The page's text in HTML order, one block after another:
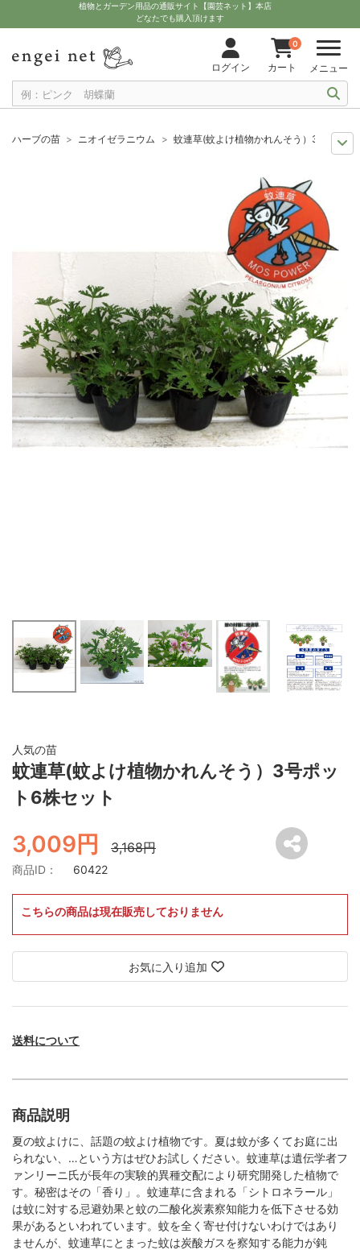
植物とガーデン用品の通販サイト【園芸ネット】本店
どなたでも購入頂けます
ログイン
0
カート メニュー
ハーブの苗 ニオイゼラニウム
蚊連草(蚊よけ植物かれんそう）3号ポット
人気の苗
蚊連草(蚊よけ植物かれんそう）3号ポッ
ト6株セット
3,009円 3,168円
商品ID： 60422
こちらの商品は現在販売しておりません
お気に入り追加
送料について
商品説明
夏の蚊よけに、話題の蚊よけ植物です。夏は蚊が多くてお庭に出
られない、…という方はぜひお試しください。蚊連草は遺伝学者フ
ァンリーニ氏が長年の実験的異種交配により研究開発した植物で
す。秘密はその「香り」。蚊連草に含まれる「シトロネラール」
は蚊に対する忌避効果と蚊の二酸化炭素察知能力を低下させる効
果があるといわれています。蚊を全く寄せ付けないわけではあり
ませんが、蚊連草にとまった蚊は炭酸ガスを察知する能力が鈍